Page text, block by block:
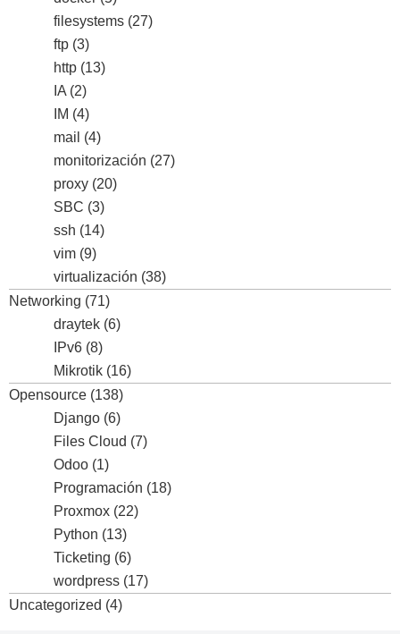
filesystems (27)
ftp (3)
http (13)
IA (2)
IM (4)
mail (4)
monitorización (27)
proxy (20)
SBC (3)
ssh (14)
vim (9)
virtualización (38)
Networking (71)
draytek (6)
IPv6 (8)
Mikrotik (16)
Opensource (138)
Django (6)
Files Cloud (7)
Odoo (1)
Programación (18)
Proxmox (22)
Python (13)
Ticketing (6)
wordpress (17)
Uncategorized (4)